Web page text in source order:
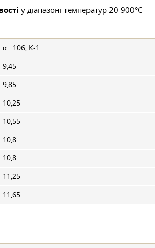
у діапазоні температур 20-900°C
α · 106, К-1
9,45
9,85
10,25
10,55
10,8
10,8
11,25
11,65